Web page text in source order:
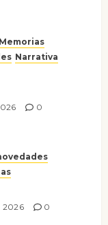
Memorias
Narrativa
0
2026 0